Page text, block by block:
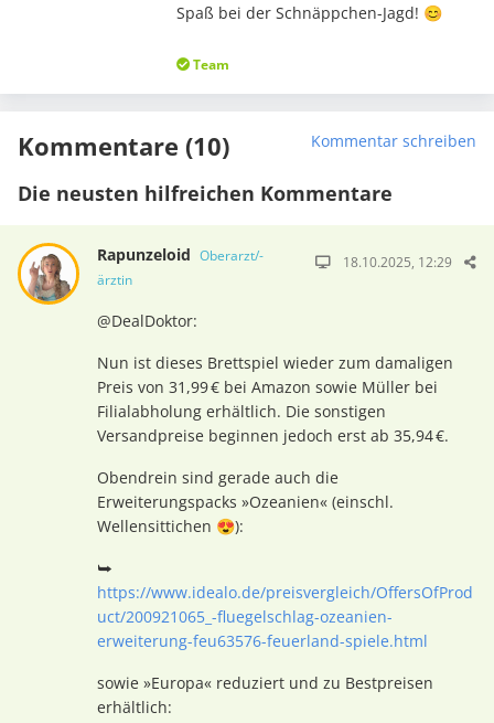
Spaß bei der Schnäppchen-Jagd! 😊
Team
Kommentare (10) Kommentar schreiben
Die neusten hilfreichen Kommentare
Rapunzeloid Oberarzt/-
ärztin
18.10.2025, 12:29
@DealDoktor:
Nun ist dieses Brettspiel wieder zum damaligen
Preis von 31,99 € bei Amazon sowie Müller bei
Filialabholung erhältlich. Die sonstigen
Versandpreise beginnen jedoch erst ab 35,94 €.
Obendrein sind gerade auch die
Erweiterungspacks »Ozeanien« (einschl.
Wellensittichen 😍):
⮩
https://www.idealo.de/preisvergleich/OffersOfProd
uct/200921065_-fluegelschlag-ozeanien-
erweiterung-feu63576-feuerland-spiele.html
sowie »Europa« reduziert und zu Bestpreisen
erhältlich: